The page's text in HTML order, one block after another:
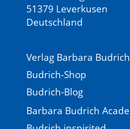
51379 Leverkusen
Deutschland
Verlag Barbara Budrich
Budrich-Shop
Budrich-Blog
Barbara Budrich